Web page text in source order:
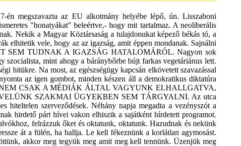
megszavazta az EU alkotmány helyébe lépő, ún. Lisszaboni
"honatyákat" beleértve,- hogy mit tartalmaz. A neoliberális
Nekik a Magyar Köztársaság a tulajdonukat képező békás tó, a
elhitetik vele, hogy az az igazság, amit éppen mondanak. Sajnálni
SEM TUDNAK A IGAZSÁG HATALOMÁRÓL. Nagyon sok
mint ahogy a báránybőrbe bújt farkas vegetáriánus lett.
hitükre. Na most, az egészségügy kapcsán elkövetett szavazással
az igen gombot, minden készen áll a demokratikus diktatúra
NEM CSAK A MÉDIÁK ÁLTAL VAGYUNK ELHALLGATVA,
SZAKMAI ÜGYEKBEN SEM TÁRGYALNI. Az utca
hiteltelen szerveződések. Néhány napja megadta a vezényszót a
hirdető párt hívei vakon elhiszik a sajátként hírdetett programot.
felrázzuk őket és oktatunk, oktatunk. Hazudnak és nekünk
át a fülén, ha hallja. Le kell fékeznünk a korlátlan agymosást.
akkor meg tegyük meg amit meg kell tennünk. Üzenjük meg